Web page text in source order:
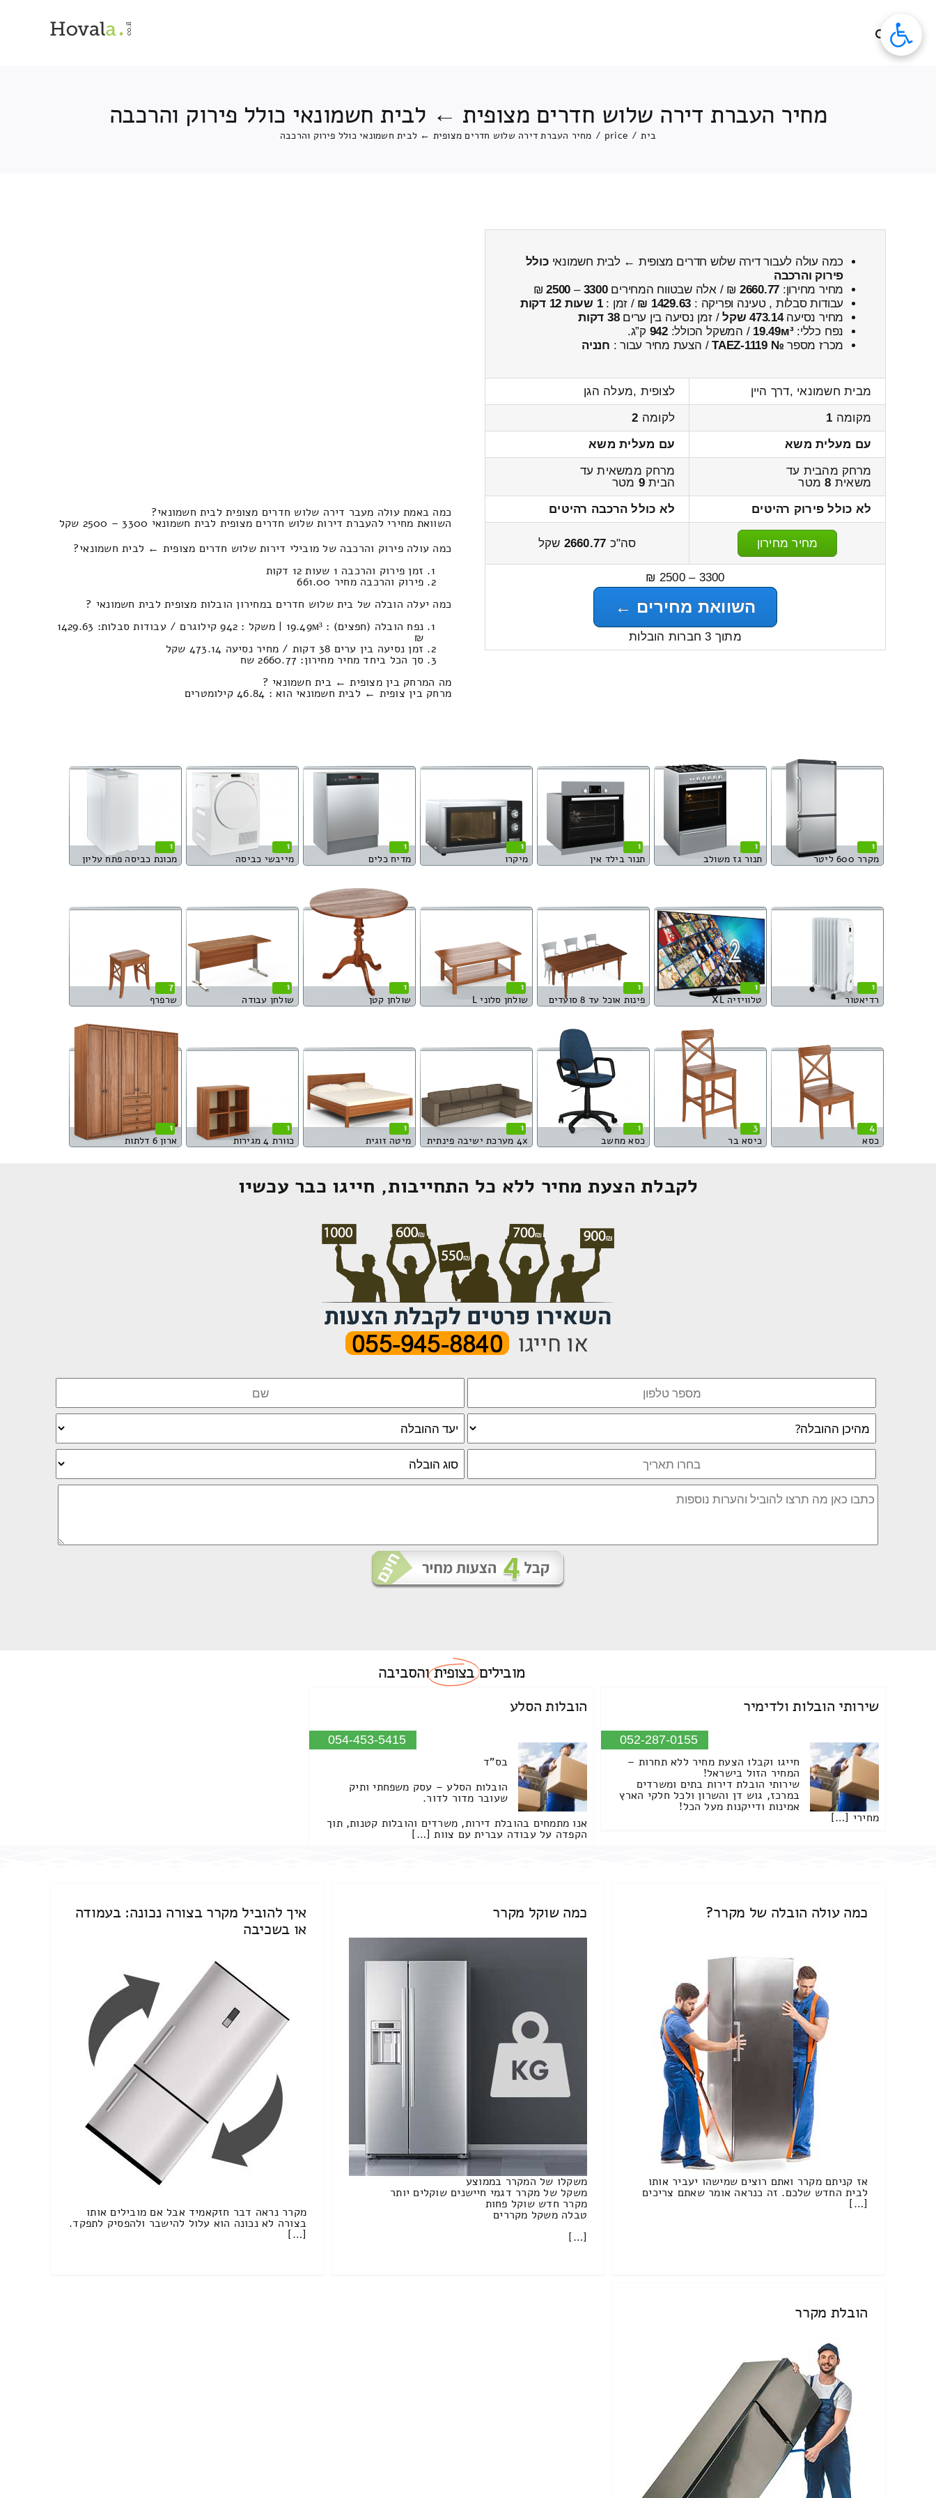
מחיר העברת דירה שלוש חדרים מצופית ← לבית חשמונאי כולל פירוק והרכבה
בית /
price
/ מחיר העברת דירה שלוש חדרים מצופית ← לבית חשמונאי כולל פירוק והרכבה
כמה עולה לעבור דירה שלוש חדרים מצופית ← לבית חשמונאיכולל
פירוק והרכבה
מחיר מחירון: 2660.77 ₪ / אלה שבטווח המחירים3300
–
2500
₪
עבודות סבלות , טעינה ופריקה : 1429.63 ₪ / זמן :1 שעות 12 דקות
מחיר נסיעה473.14 שקל / זמן נסיעה בין ערים38 דקות
נפח כללי:19.49м³ / המשקל הכולל:942 ק”ג.
מכרז מספר № TAEZ-1119 / הצעת מחיר עבור : חנניה
מבית חשמונאי ,דרך היין
לצופית ,מעלה הגן
מקומה 1 לקומה 2
עם מעלית משא
עם מעלית משא
מרחק מהבית עד
משאית 8מטר
מרחק ממשאית עד
הבית9 מטר
לא כולל פירוק רהיטים
לא כולל הרכבה רהיטים
מחיר מחירון סה"כ 2660.77 שקל
3300 – 2500 ₪
השוואת מחירים ←
מתוך 3 חברות הובלות
כמה באמת עולה מעבר דירה שלוש חדרים מצופית לבית חשמונאי?
השוואת מחירי להעברת דירות שלוש חדרים מצופית לבית חשמונאי 3300 – 2500 שקל
כמה עולה פירוק והרכבה של מובילי דירות שלוש חדרים מצופית ← לבית חשמונאי?
זמן פירוק והרכבה 1 שעות 12 דקות
פירוק והרכבה מחיר 661.00
כמה יעלה הובלה של בית שלוש חדרים במחירון הובלות מצופית לבית חשמונאי ?
נפח הובלה (חפצים) : 19.49м³ | משקל : 942 קילוגרם / עבודות סבלות: 1429.63
₪
זמן נסיעה בין ערים 38 דקות / מחיר נסיעה 473.14 שקל
סך הכל ביחד מחיר מחירון: 2660.77 שח
מה המרחק בין מצופית ← בית חשמונאי ?
מרחק בין צופית ← לבית חשמונאי הוא : 46.84 קילומטרים
1
מקרר 600 ליטר
1
תנור גז משולב
1
תנור בילד אין
1
מיקרו
1
מדיח כלים
1
מייבשי כביסה
1
מכונת כביסה פתח עליון
1
רדיאטור
1
טלוויזיה XL
1
פינות אוכל עד 8 סועדים
1
שולחן סלוני L
1
שולחן קטן
1
שולחן עבודה
7
שרפרף
4
כסא
3
כיסא בר
1
כסא מחשב
1
4x מערכת ישיבה פינתית
1
מיטה זוגית
1
כוורת 4 מגירות
1
ארון 6 דלתות
לקבלת הצעת מחיר ללא כל התחייבות, חייגו כבר עכשיו
מוביליםבצופיתוהסביבה
שירותי הובלות ולדימיר
052-287-0155
חייגו וקבלו הצעת מחיר ללא תחרות –
המחיר הזול בישראל!
שירותי הובלת דירות בתים ומשרדים
במרכז, גוש דן והשרון ולכל חלקי הארץ
אמינות ודייקנות מעל הכל!
מחירי […]
הובלות הסלע
054-453-5415
בס"ד
הובלות הסלע – עסק משפחתי ותיק
שעובר מדור לדור.
אנו מתמחים בהובלת דירות, משרדים והובלות קטנות, תוך
הקפדה על עבודה עברית עם צוות […]
כמה עולה הובלה של מקרר?
אז קניתם מקרר ואתם רוצים שמישהו יעביר אותו
לבית החדש שלכם. זה כנראה אומר שאתם צריכים
[…]
כמה שוקל מקרר
משקלו של המקרר בממוצע
משקל של מקרר דגמי חיישנים שוקלים יותר
מקרר חדש שוקל פחות
טבלה משקל מקררים
[…]
איך להוביל מקרר בצורה נכונה: בעמודה
או בשכיבה
מקרר נראה דבר חזקאמיד אבל אם מובילים אותו
בצורה לא נכונה הוא עלול להישבר ולהפסיק לתפקד.
[…]
הובלת מקרר